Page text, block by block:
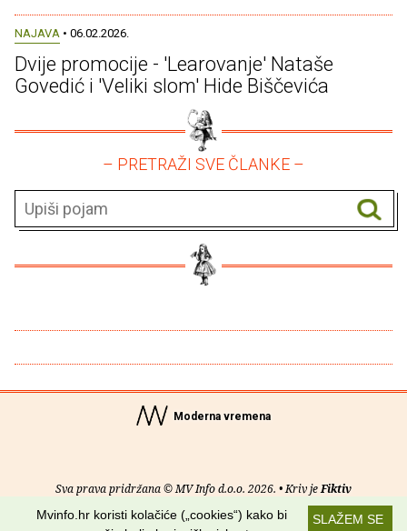
NAJAVA • 06.02.2026.
Dvije promocije - 'Learovanje' Nataše
Govedić i 'Veliki slom' Hide Biščevića
– PRETRAŽI SVE ČLANKE –
Moderna vremena
Sva prava pridržana © MV Info d.o.o. 2026. • Kriv jeFiktiv
O nama• Pomoć• Uvjeti korištenja•RSS kanaliSLAŽEM SE
Mvinfo.hr koristi kolačiće („cookies“) kako bi